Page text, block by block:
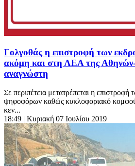
Γολγοθάς η επιστροφή των
ακόμη και στη ΛΕΑ της
αναγνώστη
Σε περιπέτεια μετατρέπεται η
ψηφοφόρων καθώς κυκλοφοριακό
κεν...
18:49 | Κυριακή 07 Ιουλίου 2019